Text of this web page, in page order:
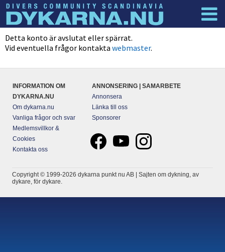
Dyknyheter
Detta konto är avslutat eller spärrat.
Vid eventuella frågor kontakta webmaster.
INFORMATION OM
DYKARNA.NU
Om dykarna.nu
Vanliga frågor och svar
Medlemsvillkor &
Cookies
Kontakta oss
ANNONSERING | SAMARBETE
Annonsera
Länka till oss
Sponsorer
Copyright © 1999-2026 dykarna punkt nu AB | Sajten om dykning, av
dykare, för dykare.